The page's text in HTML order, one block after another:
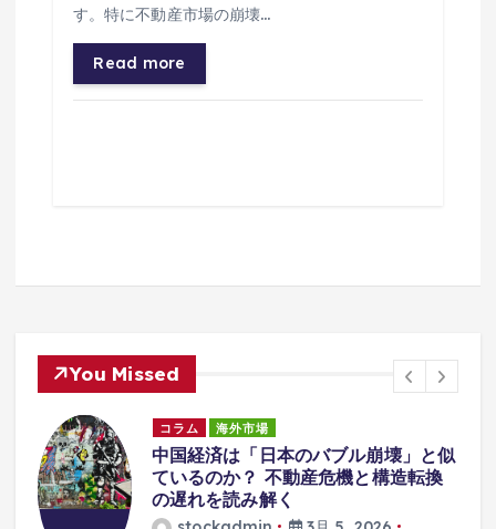
す。特に不動産市場の崩壊…
Read more
You Missed
コラム 海外市場
中国経済は「日本のバブル崩壊」と似
ているのか？ 不動産危機と構造転換
の遅れを読み解く